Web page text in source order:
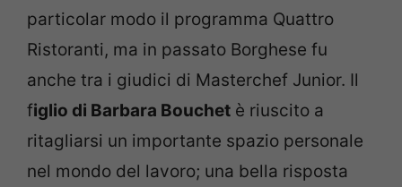
particolar modo il programma Quattro
Ristoranti, ma in passato Borghese fu
anche tra i giudici di Masterchef Junior. Il
figlio di Barbara Bouchet è riuscito a
ritagliarsi un importante spazio personale
nel mondo del lavoro; una bella risposta